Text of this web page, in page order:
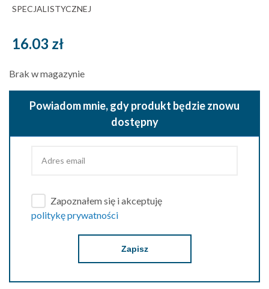
SPECJALISTYCZNEJ
16.03 zł
Brak w magazynie
Powiadom mnie, gdy produkt będzie znowu
dostępny
Zapoznałem się i akceptuję
politykę prywatności
Zapisz